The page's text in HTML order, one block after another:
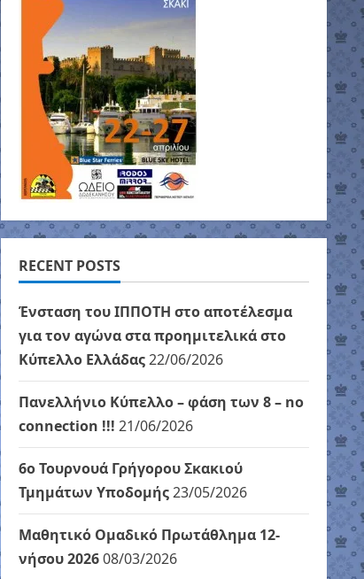
RECENT POSTS
Ένσταση του ΙΠΠΟΤΗ στο αποτέλεσμα
για τον αγώνα στα προημιτελικά στο
Κύπελλο Ελλάδας22/06/2026
Πανελλήνιο Κύπελλο – φάση των 8 – no
connection !!! 21/06/2026
6ο Τουρνουά Γρήγορου Σκακιού
Τμημάτων Υποδομής23/05/2026
Μαθητικό Ομαδικό Πρωτάθλημα 12-
νήσου 202608/03/2026